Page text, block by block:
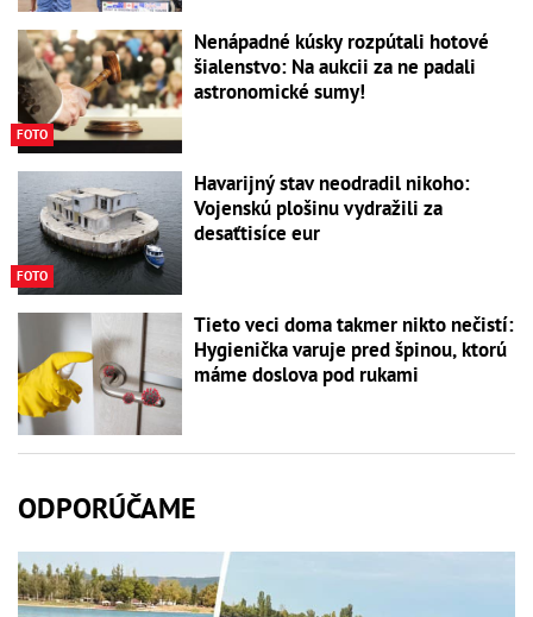
FOTO
Nenápadné kúsky rozpútali hotové
šialenstvo: Na aukcii za ne padali
astronomické sumy!
FOTO
Havarijný stav neodradil nikoho:
Vojenskú plošinu vydražili za
desaťtisíce eur
Tieto veci doma takmer nikto nečistí:
Hygienička varuje pred špinou, ktorú
máme doslova pod rukami
ODPORÚČAME